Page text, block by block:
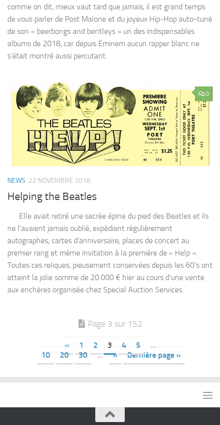
comme on dit, mieux vaut tard que jamais, il est grand temps
de vous parler de Post Malone et du joyeux Hip-Hop auto-tuné
de son « beerbongs and bentleys » un des indispensables
albums de 2018, car depuis Eminem aucun rapper blanc ne
s’était montré aussi percutant.
0
NEWS 22 NOVEMBRE 2018
Helping the Beatles
Elle avait retiré une sacrée épine du pied des Beatles et ils
ne l’avaient jamais oublié, expédiant régulièrement
autographes, cartes d’anniversaire, places de concert au
premier rang et même invitation à la première de « Help ».
Toutes ces reliques, pieusement conservées depuis les 60’s ont
atteint la jolie somme de 20.000 € hier au cours d’une vente
aux enchères organisée chez Special Auction Services.
Page 3 sur 152
« 1 2 3 4 5
…
10
20 30 … » Dernière page »